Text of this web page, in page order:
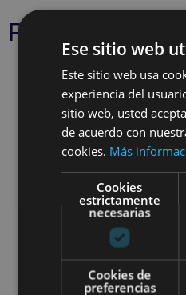
Productos
Ese sitio web
Este sitio web usa
experiencia del
sitio web, usted
de acuerdo con
cookies. Más
Cookies
estrictamente
necesarias
Cookies de
preferencias